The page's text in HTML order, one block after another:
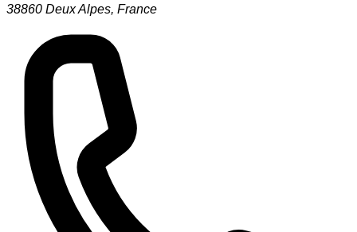
38860 Deux Alpes, France